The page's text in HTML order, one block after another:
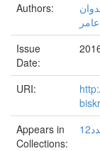
Authors:
Issue
Date:
URI:
Appears in
Collections: